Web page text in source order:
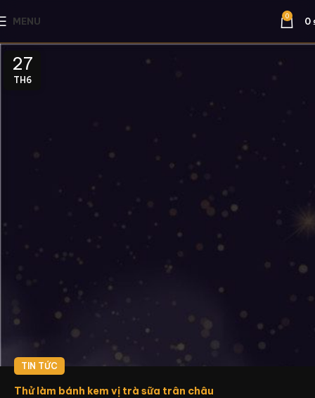
MENU 0 0
27
TH6
TIN TỨC
Thử làm bánh kem vị trà sữa trân châu